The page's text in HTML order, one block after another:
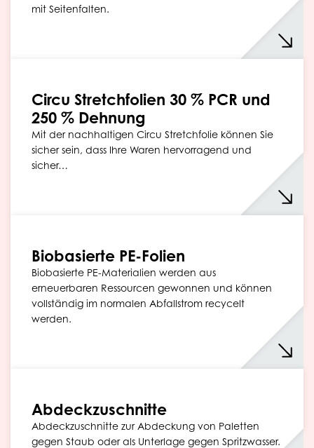
mit Seitenfalten.
Circu Stretchfolien 30 % PCR und
250 % Dehnung
Mit der nachhaltigen Circu Stretchfolie können Sie
sicher sein, dass Ihre Waren hervorragend und
sicher…
Biobasierte PE-Folien
Biobasierte PE-Materialien werden aus
erneuerbaren Ressourcen gewonnen und können
vollständig im normalen Abfallstrom recycelt
werden.
Abdeckzuschnitte
Abdeckzuschnitte zur Abdeckung von Paletten
gegen Staub oder als Unterlage gegen Spritzwasser.